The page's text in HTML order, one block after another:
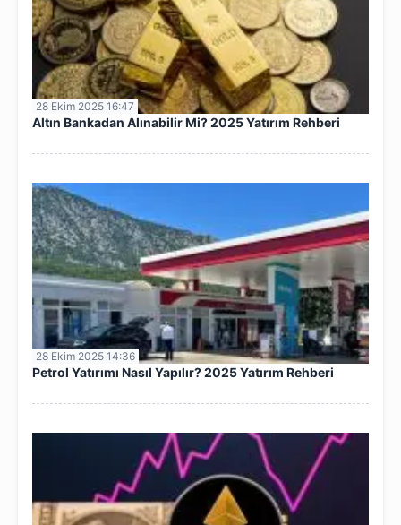
28 Ekim 2025 16:47
Altın Bankadan Alınabilir Mi? 2025 Yatırım Rehberi
28 Ekim 2025 14:36
Petrol Yatırımı Nasıl Yapılır? 2025 Yatırım Rehberi